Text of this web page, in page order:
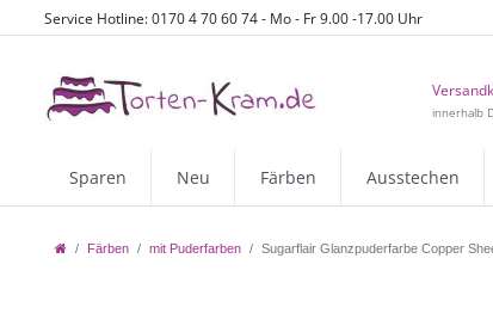
Service Hotline: 0170 4 70 60 74 - Mo - Fr 9.00 -17.00 Uhr
innerhalb
Sparen Neu Färben Ausstechen
Färben mit Puderfarben Sugarflair Glanzpuderfarbe Copper